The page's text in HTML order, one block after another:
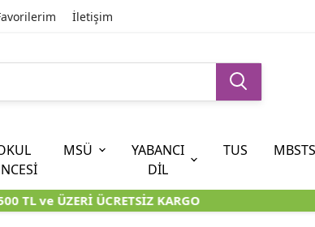
İletişim
TYT AYT
LİSANS
(İOKBS) 5. SINIF
MSÜ
YABANCI
DİL
TUS MBSTS
TL ve ÜZERİ ÜCRETSİZ KARGO